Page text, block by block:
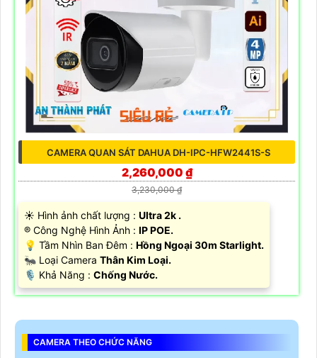
CAMERA QUAN SÁT DAHUA DH-IPC-HFW2441S-S
2,260,000 ₫
3,230,000 ₫
☀️ Hình ảnh chất lượng : Ultra 2k .
®️ Công Nghệ Hình Ảnh : IP POE.
💡 Tầm Nhìn Ban Đêm : Hồng Ngoại 30m Starlight.
🐜 Loại Camera Thân Kim Loại.
️🎙 Khả Năng : Chống Nước.
CAMERA THEO CHỨC NĂNG